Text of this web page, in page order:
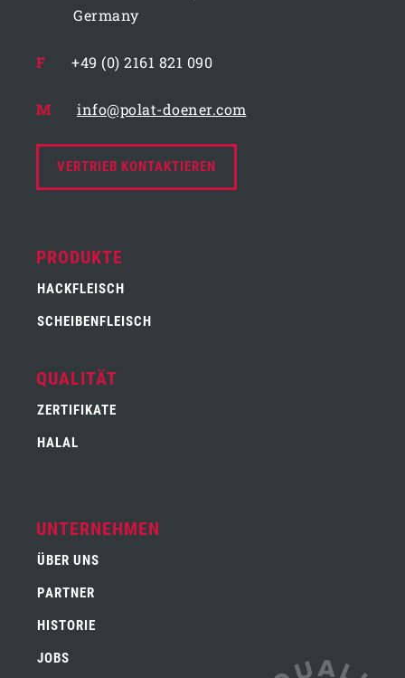
Germany
F +49 (0) 2161 821 090
M info@polat-doener.com
VERTRIEB KONTAKTIEREN
PRODUKTE
HACKFLEISCH
SCHEIBENFLEISCH
QUALITÄT
ZERTIFIKATE
HALAL
UNTERNEHMEN
ÜBER UNS
PARTNER
HISTORIE
JOBS